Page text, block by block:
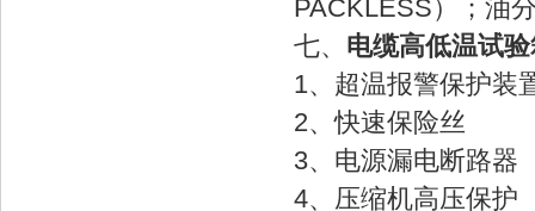
PACKLESS）；油
七、 电缆高低温试
1、超温报警保护
2、快速保险丝
3、电源漏电断路器
4、压缩机高压保护